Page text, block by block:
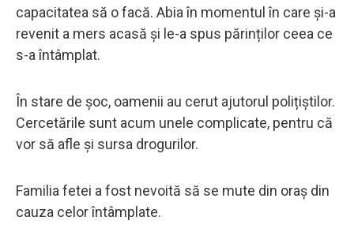
capacitatea să o facă. Abia în momentul în care și-a
revenit a mers acasă și le-a spus părinților ceea ce
s-a întâmplat.
În stare de șoc, oamenii au cerut ajutorul polițiștilor.
Cercetările sunt acum unele complicate, pentru că
vor să afle și sursa drogurilor.
Familia fetei a fost nevoită să se mute din oraș din
cauza celor întâmplate.